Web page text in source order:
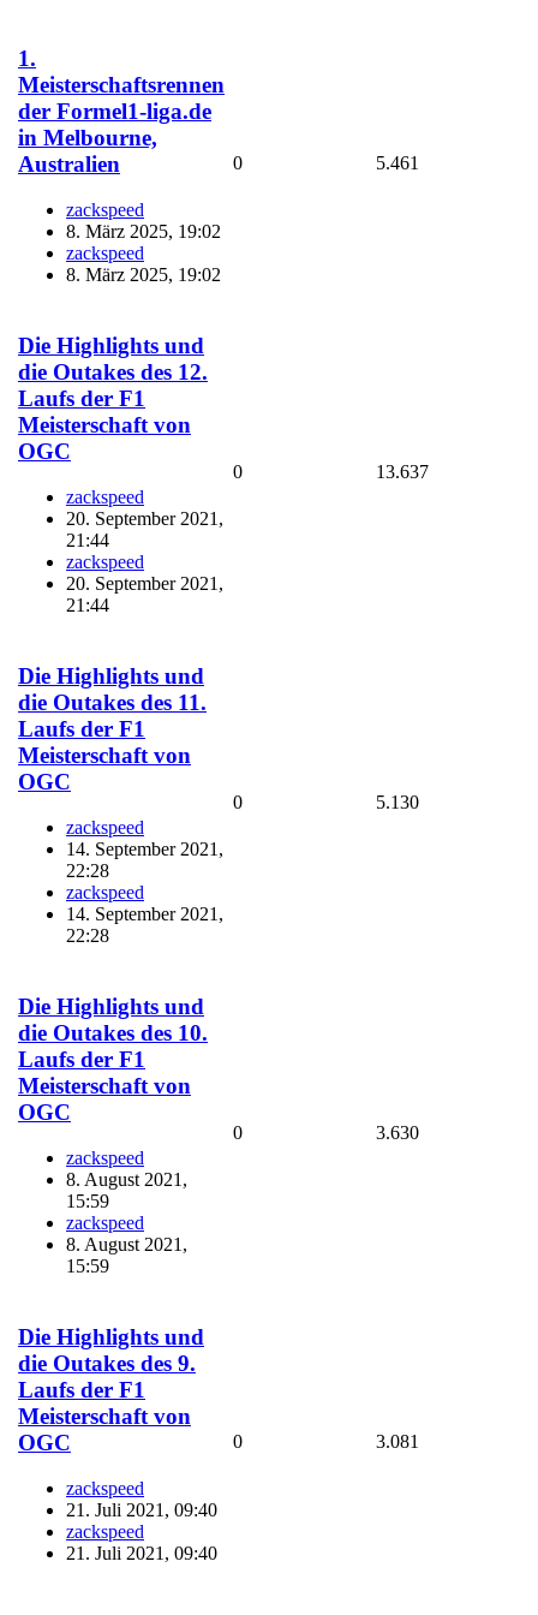
1.
Meisterschaftsrennen
der Formel1-liga.de
in Melbourne,
Australien
zackspeed
8. März 2025, 19:02
zackspeed
8. März 2025, 19:02
0 5.461
Die Highlights und
die Outakes des 12.
Laufs der F1
Meisterschaft von
OGC
zackspeed
20. September 2021,
21:44
zackspeed
20. September 2021,
21:44
0 13.637
Die Highlights und
die Outakes des 11.
Laufs der F1
Meisterschaft von
OGC
zackspeed
14. September 2021,
22:28
zackspeed
14. September 2021,
22:28
0 5.130
Die Highlights und
die Outakes des 10.
Laufs der F1
Meisterschaft von
OGC
zackspeed
8. August 2021,
15:59
zackspeed
8. August 2021,
15:59
0 3.630
Die Highlights und
die Outakes des 9.
Laufs der F1
Meisterschaft von
OGC
zackspeed
21. Juli 2021, 09:40
zackspeed
21. Juli 2021, 09:40
0 3.081